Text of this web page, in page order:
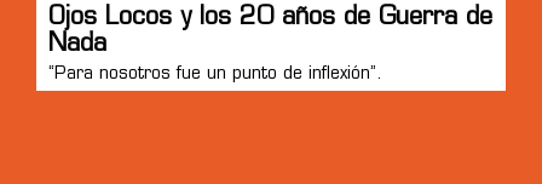
Ojos Locos y los 20 años de Guerra de
Nada
“Para nosotros fue un punto de inflexión”.